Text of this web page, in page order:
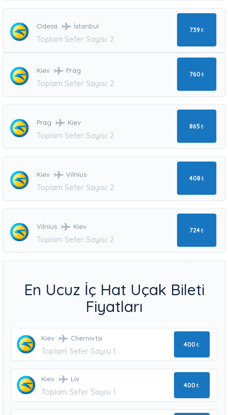
Odesa İstanbul
Toplam Sefer Sayısı: 2
739₺
Kiev Prag
Toplam Sefer Sayısı: 2
760₺
Prag Kiev
Toplam Sefer Sayısı: 2
865₺
Kiev Vilnius
Toplam Sefer Sayısı: 2
408₺
Vilnius Kiev
Toplam Sefer Sayısı: 2
724₺
En Ucuz İç Hat Uçak Bileti
Fiyatları
Kiev Chernivtsi
Toplam Sefer Sayısı 1
400₺
Kiev Liv
Toplam Sefer Sayısı 1
400₺